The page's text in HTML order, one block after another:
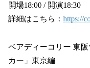
開場18:00 / 開演18:30
詳細はこちら： https://
ベアディーコリー 東
カー」東京編